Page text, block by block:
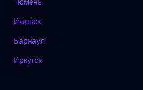
Тюмень
Ижевск
Барнаул
Иркутск